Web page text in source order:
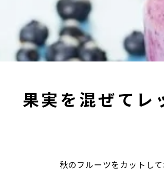
果実を混ぜてレ
秋のフルーツをカットし